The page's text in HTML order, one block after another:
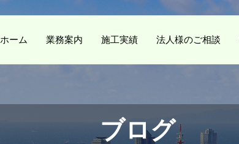
ホーム 業務案内 施工実績 法人様のご相談
ブログ